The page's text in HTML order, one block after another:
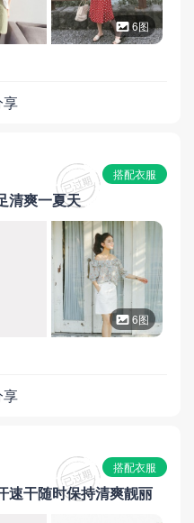
6图
搭配衣服
清爽一夏天
6图
搭配衣服
速干随时保持清爽靓丽